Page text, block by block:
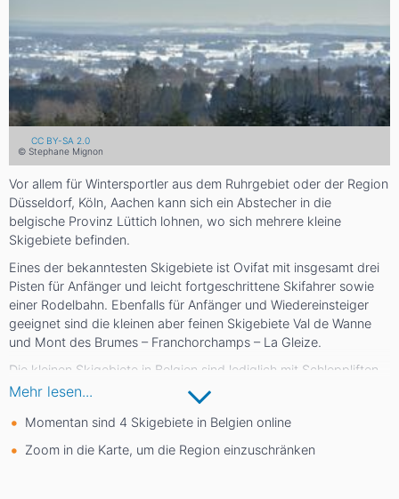
CC BY-SA 2.0
© Stephane Mignon
Mehr lesen...
Vor allem für Wintersportler aus dem Ruhrgebiet oder der Region
Düsseldorf, Köln, Aachen kann sich ein Abstecher in die
belgische Provinz Lüttich lohnen, wo sich mehrere kleine
Skigebiete befinden.
Eines der bekanntesten Skigebiete ist Ovifat mit insgesamt drei
Pisten für Anfänger und leicht fortgeschrittene Skifahrer sowie
einer Rodelbahn. Ebenfalls für Anfänger und Wiedereinsteiger
geeignet sind die kleinen aber feinen Skigebiete Val de Wanne
und Mont des Brumes – Franchorchamps – La Gleize.
Die kleinen Skigebiete in Belgien sind lediglich mit Schleppliften
ausgestattet. Zum Skifahren lernen oder für die ersten
Schwünge vor dem Winterurlaub in den Alpen reicht das aber
allemal.
Momentan sind 4 Skigebiete in Belgien online
Zoom in die Karte, um die Region einzuschränken